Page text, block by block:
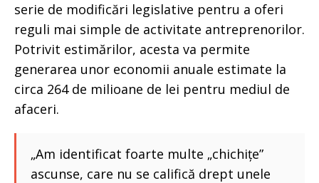
serie de modificări legislative pentru a oferi
reguli mai simple de activitate antreprenorilor.
Potrivit estimărilor, acesta va permite
generarea unor economii anuale estimate la
circa 264 de milioane de lei pentru mediul de
afaceri.
„Am identificat foarte multe „chichițe”
ascunse, care nu se califică drept unele